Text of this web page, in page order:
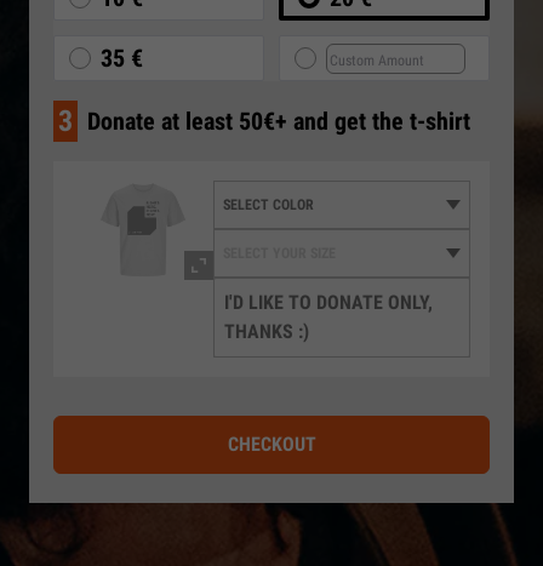
35 €
3 Donate at least 50€+ and get the t-shirt
I'D LIKE TO DONATE ONLY,
THANKS :)
CHECKOUT